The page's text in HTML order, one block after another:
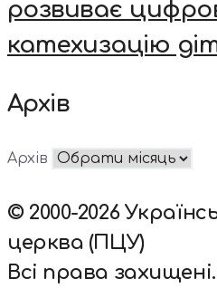
розвиває
катехизацію
Архів
Архів
© 2000-2026
церква (ПЦУ)
Всі права захищені.